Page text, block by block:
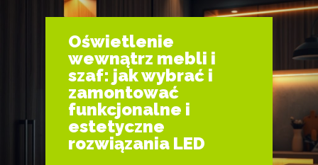
Oświetlenie
wewnątrz mebli i
szaf: jak wybrać i
zamontować
funkcjonalne i
estetyczne
rozwiązania LED